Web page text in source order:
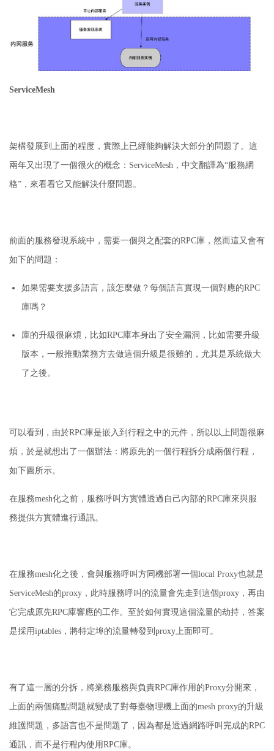
ServiceMesh
架構發展到上面的程度，實際上已經能夠解決大部分的問題了。 這
兩年又出現了一個很火的概念： ServiceMesh，中文翻譯為“服務網
格”，來看看它又能解決什麼問題。
前面的服務發現系統中，需要一個與之配套的RPC庫，然而這又會有
如下的問題：
如果需要支援多語言，該怎麼做？ 每個語言實現一個對應的RPC
庫嗎？
庫的升級很麻煩，比如RPC庫本身出了安全漏洞，比如需要升級
版本，一般推動業務方去做這個升級是很難的，尤其是系統做大
了之後。
可以看到，由於RPC庫是嵌入到行程之中的元件，所以以上問題很麻
煩，於是就想出了一個辦法： 將原先的一個行程拆分成兩個行程，
如下圖所示。
在服務mesh化之前，服務呼叫方實體透過自己內部的RPC庫來與服
務提供方實體進行通訊。
在服務mesh化之後，會與服務呼叫方同機部署一個local Proxy也就是
ServiceMesh的proxy，此時服務呼叫的流量會先走到這個proxy，再由
它完成原先RPC庫響應的工作。 至於如何實現這個流量的劫持，答案
是採用iptables，將特定埠的流量轉發到proxy上面即可。
有了這一層的分拆，將業務服務與負責RPC庫作用的Proxy分開來，
上面的兩個痛點問題就變成了對每臺物理機上面的mesh proxy的升級
維護問題，多語言也不是問題了，因為都是透過網路呼叫完成的RPC
通訊，而不是行程內使用RPC庫。